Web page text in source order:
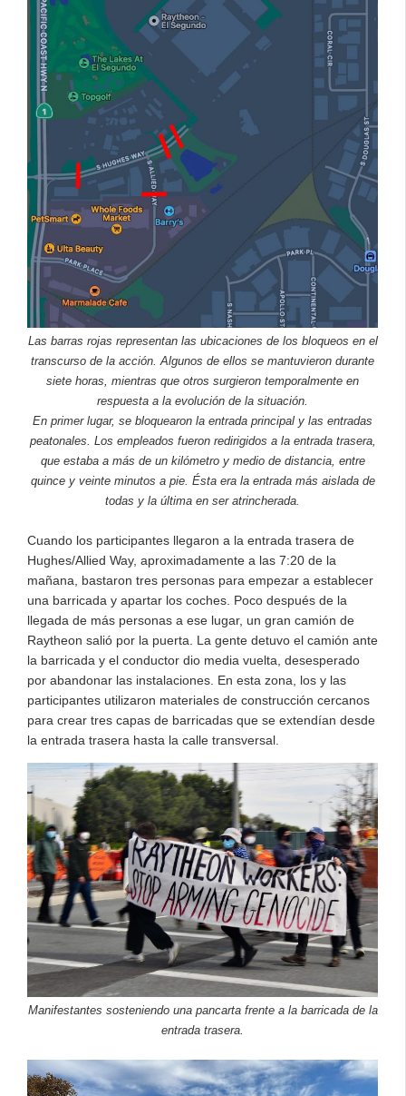
Las barras rojas representan las ubicaciones de los bloqueos en el
transcurso de la acción. Algunos de ellos se mantuvieron durante
siete horas, mientras que otros surgieron temporalmente en
respuesta a la evolución de la situación.
En primer lugar, se bloquearon la entrada principal y las entradas
peatonales. Los empleados fueron redirigidos a la entrada trasera,
que estaba a más de un kilómetro y medio de distancia, entre
quince y veinte minutos a pie. Ésta era la entrada más aislada de
todas y la última en ser atrincherada.
Cuando los participantes llegaron a la entrada trasera de
Hughes/Allied Way, aproximadamente a las 7:20 de la
mañana, bastaron tres personas para empezar a establecer
una barricada y apartar los coches. Poco después de la
llegada de más personas a ese lugar, un gran camión de
Raytheon salió por la puerta. La gente detuvo el camión ante
la barricada y el conductor dio media vuelta, desesperado
por abandonar las instalaciones. En esta zona, los y las
participantes utilizaron materiales de construcción cercanos
para crear tres capas de barricadas que se extendían desde
la entrada trasera hasta la calle transversal.
Manifestantes sosteniendo una pancarta frente a la barricada de la
entrada trasera.